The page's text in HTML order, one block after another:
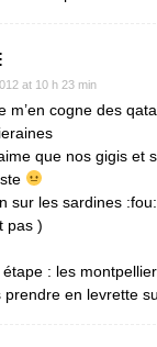
at 10 h 23 min
m’en cogne des
que nos gigis et
sur les sardines
pas )
: les
prendre en levrette